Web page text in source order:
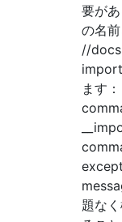
要が
の名
//
import
ます
題な